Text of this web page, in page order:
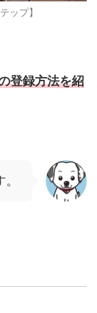
ップ】
登録方法を紹